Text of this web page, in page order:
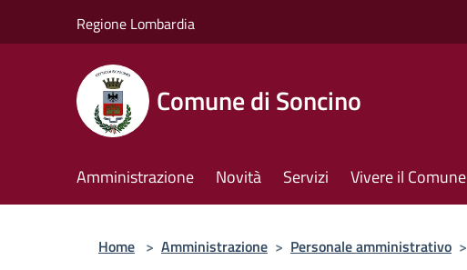
Regione Lombardia
Comune di Soncino
Amministrazione Novità Servizi Vivere il Comune
Home > Amministrazione > Personale amministrativo >